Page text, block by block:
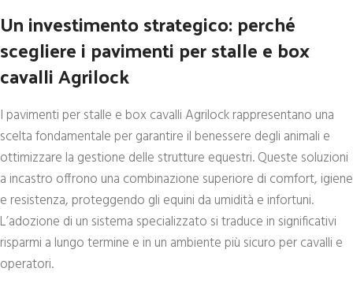
Un investimento strategico: perché
scegliere i pavimenti per stalle e box
cavalli Agrilock
I pavimenti per stalle e box cavalli Agrilock rappresentano una
scelta fondamentale per garantire il benessere degli animali e
ottimizzare la gestione delle strutture equestri. Queste soluzioni
a incastro offrono una combinazione superiore di comfort, igiene
e resistenza, proteggendo gli equini da umidità e infortuni.
L’adozione di un sistema specializzato si traduce in significativi
risparmi a lungo termine e in un ambiente più sicuro per cavalli e
operatori.